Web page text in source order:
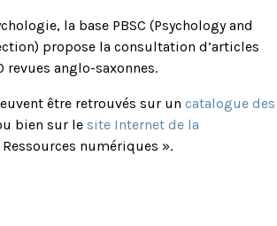
la base PBSC (Psychology and
propose la consultation d’articles
anglo-saxonnes.
être retrouvés sur un catalogue des
bien sur le site Internet de la
numériques ».